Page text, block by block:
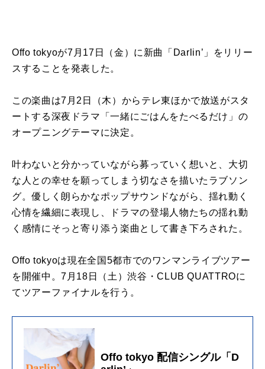
Offo tokyoが7月17日（金）に新曲「Darlin’」をリリー
スすることを発表した。
この楽曲は7月2日（木）からテレ東ほかで放送がスタ
ートする深夜ドラマ「一緒にごはんをたべるだけ」の
オープニングテーマに決定。
叶わないと分かっていながら募っていく想いと、大切
な人との幸せを願ってしまう切なさを描いたラブソン
グ。優しく朗らかなポップサウンドながら、揺れ動く
心情を繊細に表現し、ドラマの登場人物たちの揺れ動
く感情にそっと寄り添う楽曲として書き下ろされた。
Offo tokyoは現在全国5都市でのワンマンライブツアー
を開催中。7月18日（土）渋谷・CLUB QUATTROに
てツアーファイナルを行う。
Offo tokyo 配信シングル「D